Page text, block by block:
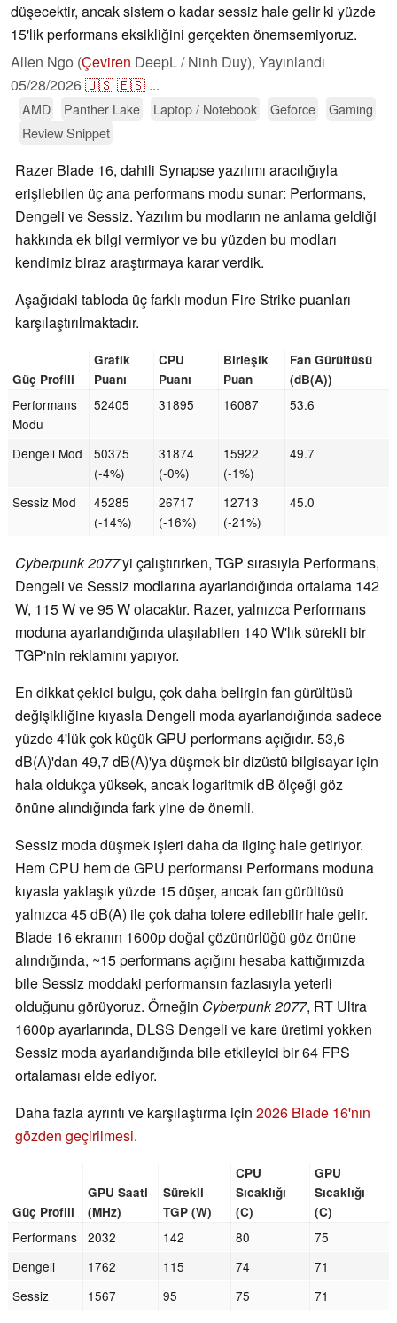
düşecektir, ancak sistem o kadar sessiz hale gelir ki yüzde
15'lik performans eksikliğini gerçekten önemsemiyoruz.
Allen Ngo (Çeviren DeepL / Ninh Duy), Yayınlandı
05/28/2026🇺🇸🇪🇸 ...
AMD Panther Lake Laptop / Notebook Geforce
Gaming
Review Snippet
Razer Blade 16, dahili Synapse yazılımı aracılığıyla
erişilebilen üç ana performans modu sunar: Performans,
Dengeli ve Sessiz. Yazılım bu modların ne anlama geldiği
hakkında ek bilgi vermiyor ve bu yüzden bu modları
kendimiz biraz araştırmaya karar verdik.
Aşağıdaki tabloda üç farklı modun Fire Strike puanları
karşılaştırılmaktadır.
Güç Profili
Grafik
Puanı
CPU
Puanı
Birleşik
Puan
Fan Gürültüsü
(dB(A))
Performans
Modu
52405 31895 16087 53.6
Dengeli Mod
50375
(-4%)
31874
(-0%)
15922
(-1%)
49.7
Sessiz Mod
45285
(-14%)
26717
(-16%)
12713
(-21%)
45.0
Cyberpunk 2077'yi çalıştırırken, TGP sırasıyla Performans,
Dengeli ve Sessiz modlarına ayarlandığında ortalama 142
W, 115 W ve 95 W olacaktır. Razer, yalnızca Performans
moduna ayarlandığında ulaşılabilen 140 W'lık sürekli bir
TGP'nin reklamını yapıyor.
En dikkat çekici bulgu, çok daha belirgin fan gürültüsü
değişikliğine kıyasla Dengeli moda ayarlandığında sadece
yüzde 4'lük çok küçük GPU performans açığıdır. 53,6
dB(A)'dan 49,7 dB(A)'ya düşmek bir dizüstü bilgisayar için
hala oldukça yüksek, ancak logaritmik dB ölçeği göz
önüne alındığında fark yine de önemli.
Sessiz moda düşmek işleri daha da ilginç hale getiriyor.
Hem CPU hem de GPU performansı Performans moduna
kıyasla yaklaşık yüzde 15 düşer, ancak fan gürültüsü
yalnızca 45 dB(A) ile çok daha tolere edilebilir hale gelir.
Blade 16 ekranın 1600p doğal çözünürlüğü göz önüne
alındığında, ~15 performans açığını hesaba kattığımızda
bile Sessiz moddaki performansın fazlasıyla yeterli
olduğunu görüyoruz. Örneğin Cyberpunk 2077, RT Ultra
1600p ayarlarında, DLSS Dengeli ve kare üretimi yokken
Sessiz moda ayarlandığında bile etkileyici bir 64 FPS
ortalaması elde ediyor.
Daha fazla ayrıntı ve karşılaştırma için 2026 Blade 16'nın
gözden geçirilmesi.
Güç Profili
GPU Saati
(MHz)
Sürekli
TGP (W)
CPU
Sıcaklığı
(C)
GPU
Sıcaklığı
(C)
Performans 2032 142 80
75
Dengeli
1762 115 74
71
Sessiz
1567 95 75 71